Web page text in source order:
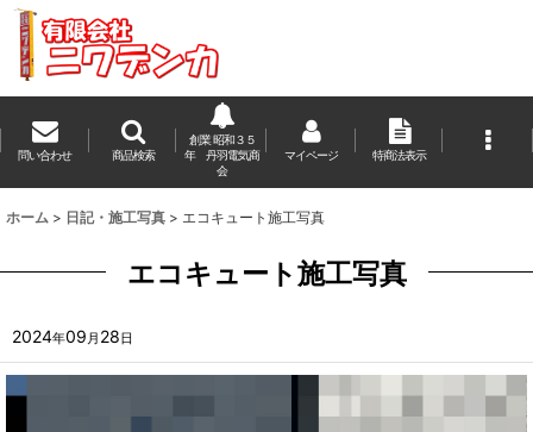
問い合わせ 商品検索
創業 昭和３５
年 丹羽電気商
会
マイページ 特商法表示
ホーム > 日記・施工写真 > エコキュート施工写真
エコキュート施工写真
2024年09 月 28日